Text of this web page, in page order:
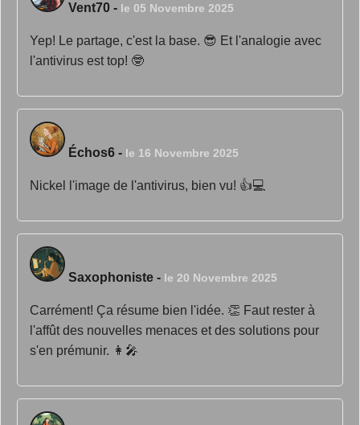
Vent70 - le 05 Novembre 2025
Yep! Le partage, c'est la base. 😎 Et l'analogie avec
l'antivirus est top! 🤓
Échos6 - le 16 Novembre 2025
Nickel l'image de l'antivirus, bien vu! 👍💻
Saxophoniste - le 20 Novembre 2025
Carrément! Ça résume bien l'idée. 👏 Faut rester à
l'affût des nouvelles menaces et des solutions pour
s'en prémunir. 👩‍🎤